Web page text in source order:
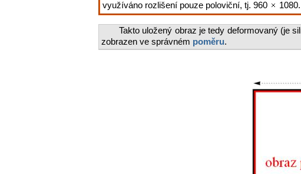
využíváno rozlišení pouze poloviční, tj. 960
Takto uložený obraz je tedy deformovaný (je
zobrazen ve správném poměru.